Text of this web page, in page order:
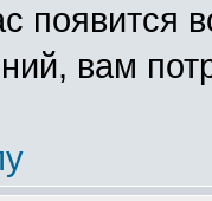
появится
вам